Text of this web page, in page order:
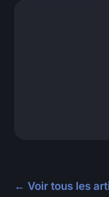
← Voir tous les